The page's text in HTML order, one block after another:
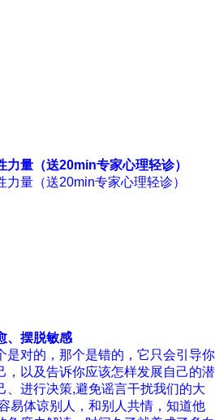
量（送20min专家心理轻诊）
量（送20min专家心理轻诊）
、摆脱敏感
是对的，那个是错的，它只会引导你
，以及告诉你应该怎样发展自己的潜
、进行决策,避免谣言干扰我们的大
易体谅别人，和别人共情，知道他